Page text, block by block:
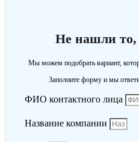
Не нашли то,
Мы можем подобрать вариант,
Заполните форму и мы
ФИО контактного лица
Название компании